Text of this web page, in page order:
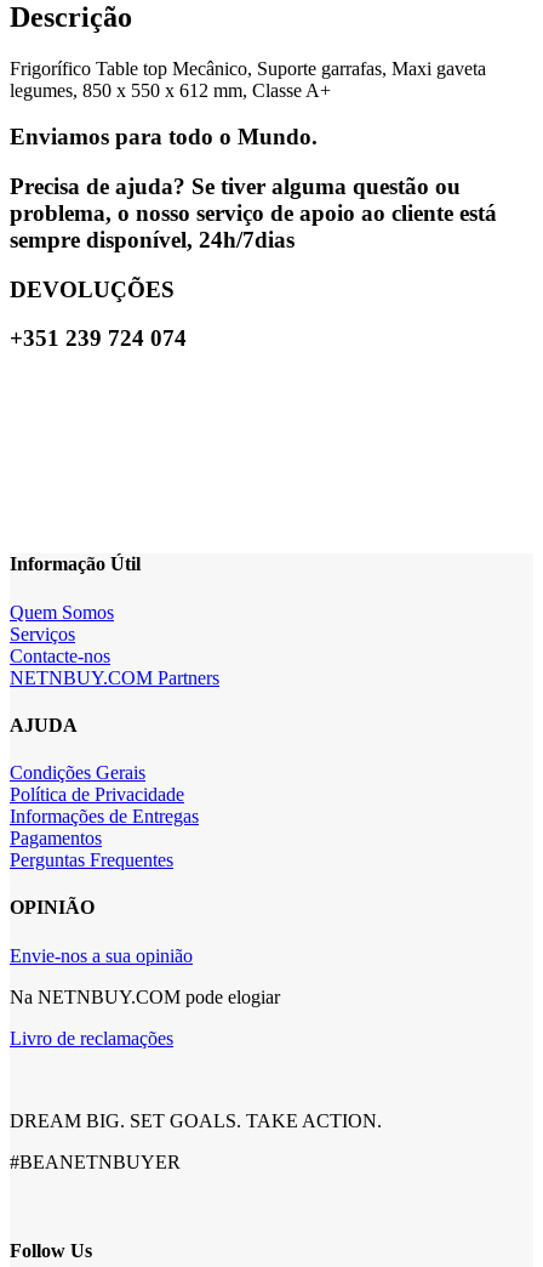
Descrição
Frigorífico Table top Mecânico, Suporte garrafas, Maxi gaveta
legumes, 850 x 550 x 612 mm, Classe A+
Enviamos para todo o Mundo.
Precisa de ajuda? Se tiver alguma questão ou
problema, o nosso serviço de apoio ao cliente está
sempre disponível, 24h/7dias
DEVOLUÇÕES
+351 239 724 074
Informação Útil
Quem Somos
Serviços
Contacte-nos
NETNBUY.COM Partners
AJUDA
Condições Gerais
Política de Privacidade
Informações de Entregas
Pagamentos
Perguntas Frequentes
OPINIÃO
Envie-nos a sua opinião
Na NETNBUY.COM pode elogiar
Livro de reclamações
DREAM BIG. SET GOALS. TAKE ACTION.
#BEANETNBUYER
Follow Us